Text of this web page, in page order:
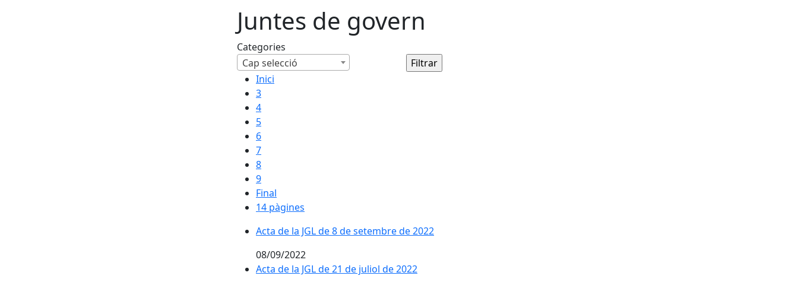
Juntes de govern
Categories
Cap selecció
Inici
3
4
5
6
7
8
9
Final
14 pàgines
Acta de la JGL de 8 de setembre de 2022
08/09/2022
Acta de la JGL de 21 de juliol de 2022